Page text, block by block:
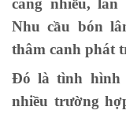
càng nhiều, lân
Nhu cầu bón
thâm canh phát
Đó là tình hình
nhiều trường